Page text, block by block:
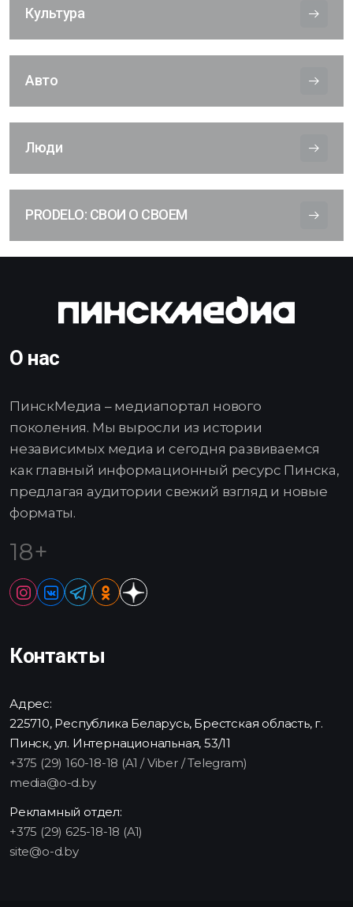
Культура
Авто
Люди
PRODELO: СВОИ О СВОЕМ
О нас
ПинскМедиа – медиапортал нового
поколения. Мы выросли из истории
независимых медиа и сегодня развиваемся
как главный информационный ресурс Пинска,
предлагая аудитории свежий взгляд и новые
форматы.
18+
Контакты
Адрес:
225710, Республика Беларусь, Брестская область, г.
Пинск, ул. Интернациональная, 53/11
+375 (29) 160-18-18 (A1 / Viber / Telegram)
media@o-d.by
Рекламный отдел:
+375 (29) 625-18-18 (A1)
site@o-d.by